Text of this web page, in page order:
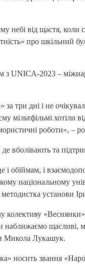
небі від щастя, коли
про шкільний
з UNICA-2023 –
три дні і не
мільтфільмі хотіли
роботи», –
вболівають та
і обіймам, і
національному
установи
щасливі,
Микола Лукашук.
носить звання